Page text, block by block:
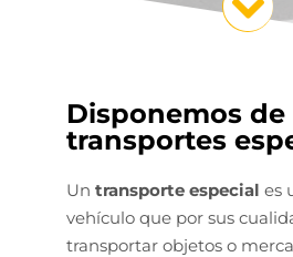
Disponemos de
transportes
Un transporte especial es
vehículo que por sus
transportar objetos o